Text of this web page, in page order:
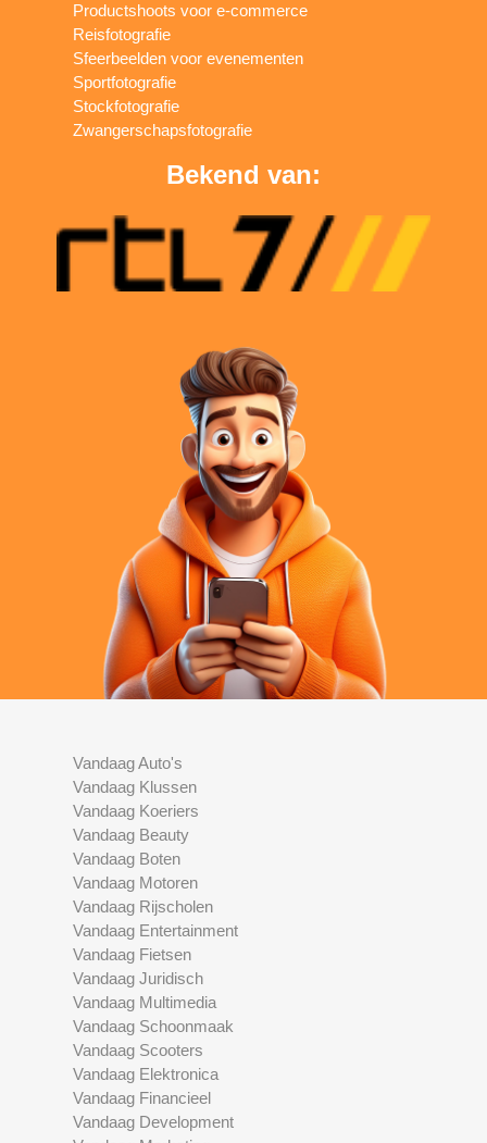
Productshoots voor e-commerce
Reisfotografie
Sfeerbeelden voor evenementen
Sportfotografie
Stockfotografie
Zwangerschapsfotografie
Bekend van:
Vandaag Auto's
Vandaag Klussen
Vandaag Koeriers
Vandaag Beauty
Vandaag Boten
Vandaag Motoren
Vandaag Rijscholen
Vandaag Entertainment
Vandaag Fietsen
Vandaag Juridisch
Vandaag Multimedia
Vandaag Schoonmaak
Vandaag Scooters
Vandaag Elektronica
Vandaag Financieel
Vandaag Development